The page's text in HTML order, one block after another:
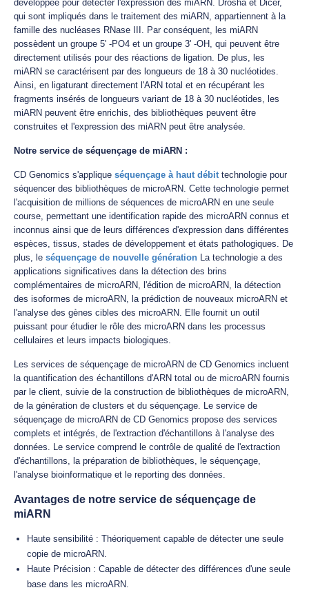
développée pour détecter l'expression des miARN. Drosha et Dicer,
qui sont impliqués dans le traitement des miARN, appartiennent à la
famille des nucléases RNase III. Par conséquent, les miARN
possèdent un groupe 5' -PO4 et un groupe 3' -OH, qui peuvent être
directement utilisés pour des réactions de ligation. De plus, les
miARN se caractérisent par des longueurs de 18 à 30 nucléotides.
Ainsi, en ligaturant directement l'ARN total et en récupérant les
fragments insérés de longueurs variant de 18 à 30 nucléotides, les
miARN peuvent être enrichis, des bibliothèques peuvent être
construites et l'expression des miARN peut être analysée.
Notre service de séquençage de miARN :
CD Genomics s'applique séquençage à haut débittechnologie pour
séquencer des bibliothèques de microARN. Cette technologie permet
l'acquisition de millions de séquences de microARN en une seule
course, permettant une identification rapide des microARN connus et
inconnus ainsi que de leurs différences d'expression dans différentes
espèces, tissus, stades de développement et états pathologiques. De
plus, le séquençage de nouvelle génération La technologie a des
applications significatives dans la détection des brins
complémentaires de microARN, l'édition de microARN, la détection
des isoformes de microARN, la prédiction de nouveaux microARN et
l'analyse des gènes cibles des microARN. Elle fournit un outil
puissant pour étudier le rôle des microARN dans les processus
cellulaires et leurs impacts biologiques.
Les services de séquençage de microARN de CD Genomics incluent
la quantification des échantillons d'ARN total ou de microARN fournis
par le client, suivie de la construction de bibliothèques de microARN,
de la génération de clusters et du séquençage. Le service de
séquençage de microARN de CD Genomics propose des services
complets et intégrés, de l'extraction d'échantillons à l'analyse des
données. Le service comprend le contrôle de qualité de l'extraction
d'échantillons, la préparation de bibliothèques, le séquençage,
l'analyse bioinformatique et le reporting des données.
Avantages de notre service de séquençage de
miARN
Haute sensibilité : Théoriquement capable de détecter une seule
copie de microARN.
Haute Précision : Capable de détecter des différences d'une seule
base dans les microARN.